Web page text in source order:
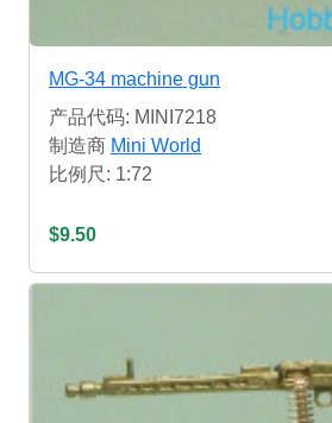
MG-34 machine gun
产品代码: MINI7218
制造商 Mini World
比例尺: 1:72
$9.50